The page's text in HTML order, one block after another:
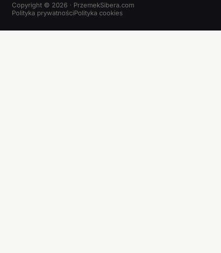
Copyright © 2026 · PrzemekSibera.com
Polityka prywatnościPolityka cookies